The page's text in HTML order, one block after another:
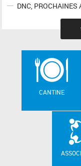
DNC,
CANTINE